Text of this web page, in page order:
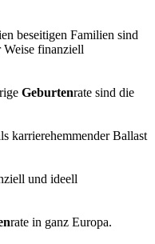
beseitigen Familien sind
Weise finanziell
Geburtenrate sind die
karrierehemmender Ballast
und ideell
rate in ganz Europa.